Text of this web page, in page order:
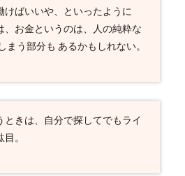
けばいいや、といったように
、お金というのは、人の純粋な
まう部分も あるかもしれない。
ときは、自分で探してでもライ
。